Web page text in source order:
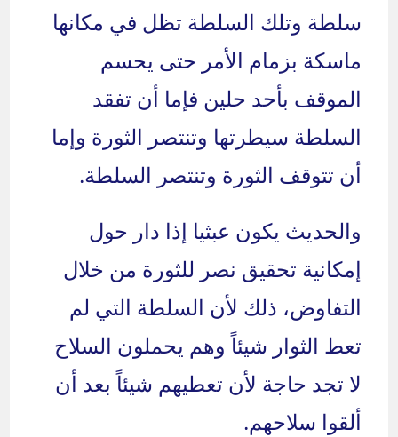
سلطة وتلك السلطة تظل في مكانها
ماسكة بزمام الأمر حتى يحسم
الموقف بأحد حلين فإما أن تفقد
السلطة سيطرتها وتنتصر الثورة وإما
أن تتوقف الثورة وتنتصر السلطة.
والحديث يكون عبثيا إذا دار حول
إمكانية تحقيق نصر للثورة من خلال
التفاوض، ذلك لأن السلطة التي لم
تعط الثوار شيئاً وهم يحملون السلاح
لا تجد حاجة لأن تعطيهم شيئاً بعد أن
ألقوا سلاحهم.